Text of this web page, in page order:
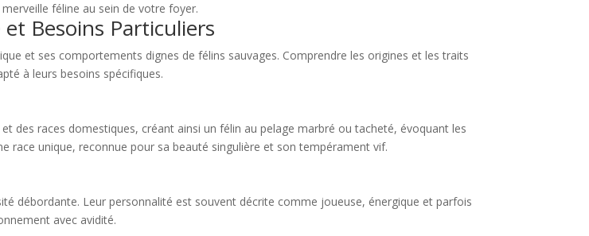
féline au sein de votre foyer.
Besoins Particuliers
et ses comportements dignes de félins sauvages. Comprendre les origines et les traits
à leurs besoins spécifiques.
des races domestiques, créant ainsi un félin au pelage marbré ou tacheté, évoquant les
race unique, reconnue pour sa beauté singulière et son tempérament vif.
débordante. Leur personnalité est souvent décrite comme joueuse, énergique et parfois
avec avidité.